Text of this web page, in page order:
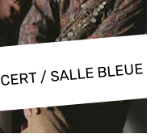
/ SALLE BLEUE